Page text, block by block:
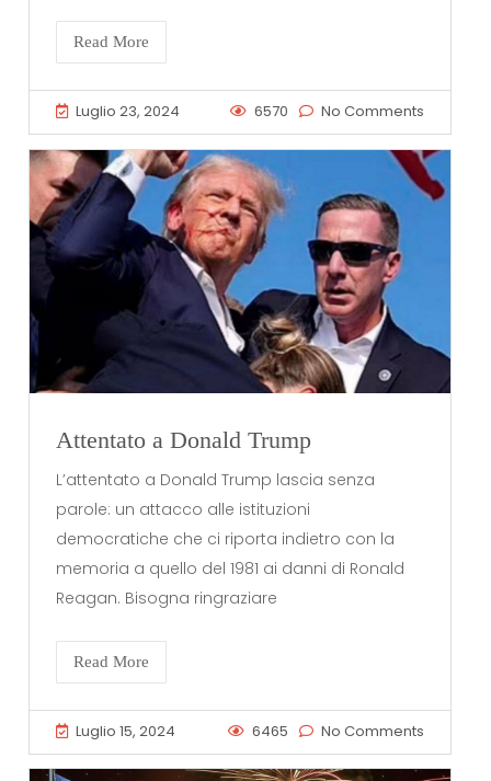
Read More
Luglio 23, 2024 6570 No Comments
Attentato a Donald Trump
L’attentato a Donald Trump lascia senza
parole: un attacco alle istituzioni
democratiche che ci riporta indietro con la
memoria a quello del 1981 ai danni di Ronald
Reagan. Bisogna ringraziare
Read More
Luglio 15, 2024 6465 No Comments